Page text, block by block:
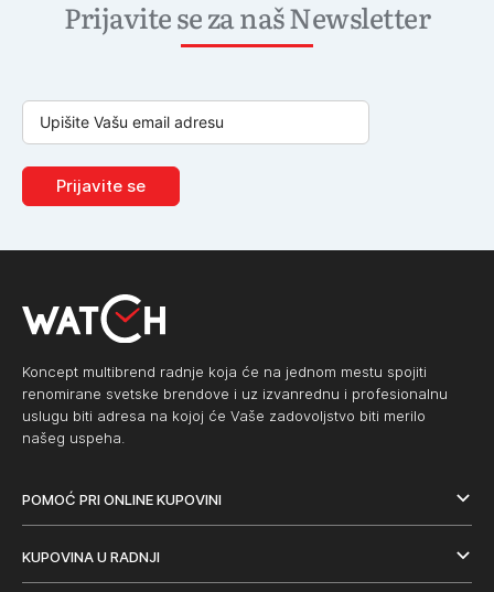
Prijavite se za naš Newsletter
Prijavite se
Koncept multibrend radnje koja će na jednom mestu spojiti
renomirane svetske brendove i uz izvanrednu i profesionalnu
uslugu biti adresa na kojoj će Vaše zadovoljstvo biti merilo
našeg uspeha.
POMOĆ PRI ONLINE KUPOVINI
KUPOVINA U RADNJI